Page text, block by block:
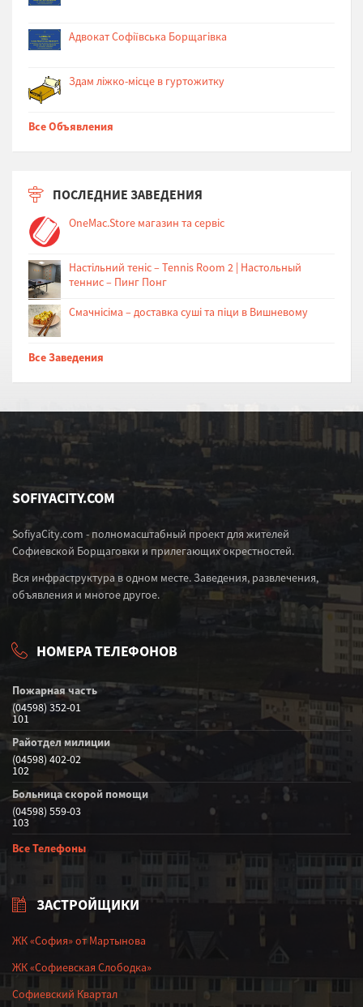
Адвокат Софіївська Борщагівка
Здам ліжко-місце в гуртожитку
Все Объявления
ПОСЛЕДНИЕ ЗАВЕДЕНИЯ
OneMac.Store магазин та сервіс
Настільний теніс – Tennis Room 2 | Настольный
теннис – Пинг Понг
Cмачнісіма – доставка суші та піци в Вишневому
Все Заведения
SOFIYACITY.COM
SofiyaCity.com - полномасштабный проект для жителей
Софиевской Борщаговки и прилегающих окрестностей.
Вся инфраструктура в одном месте. Заведения, развлечения,
объявления и многое другое.
НОМЕРА ТЕЛЕФОНОВ
Пожарная часть
(04598) 352-01
101
Райотдел милиции
(04598) 402-02
102
Больница скорой помощи
(04598) 559-03
103
Все Телефоны
ЗАСТРОЙЩИКИ
ЖК «София» от Мартынова
ЖК «Софиевская Слободка»
Софиевский Квартал